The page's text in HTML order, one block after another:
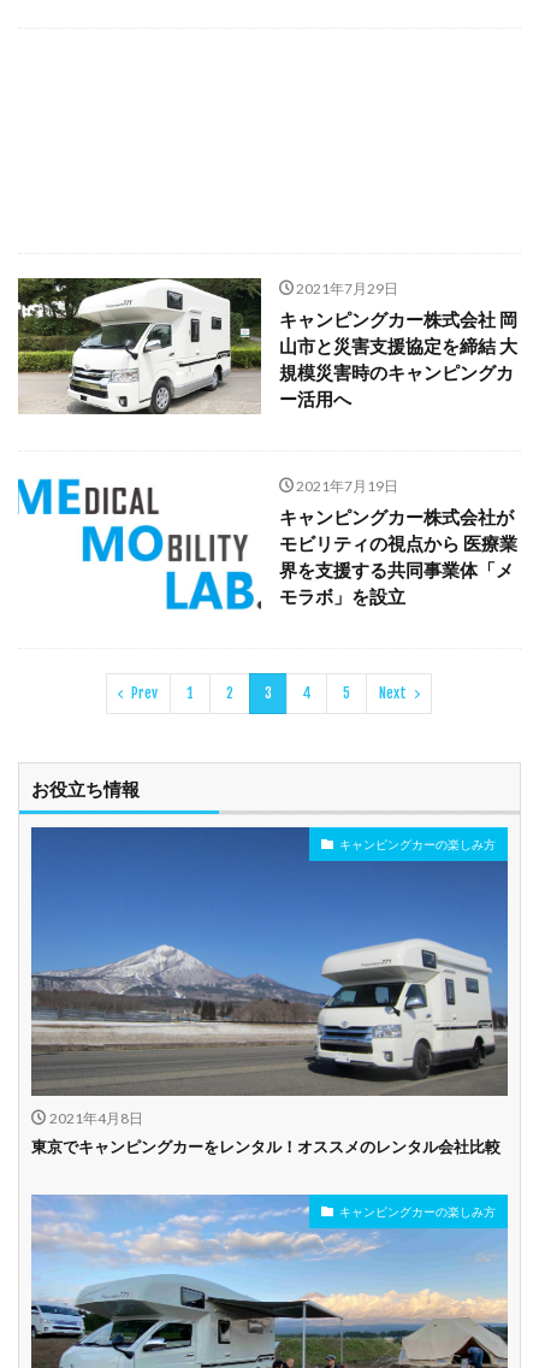
2021年7月29日
キャンピングカー株式会社 岡
山市と災害支援協定を締結 大
規模災害時のキャンピングカ
ー活用へ
2021年7月19日
キャンピングカー株式会社が
モビリティの視点から 医療業
界を支援する共同事業体「メ
モラボ」を設立
Prev 1 2 3 4 5 Next
お役立ち情報
キャンピングカーの楽しみ方
2021年4月8日
東京でキャンピングカーをレンタル！オススメのレンタル会社比較
キャンピングカーの楽しみ方